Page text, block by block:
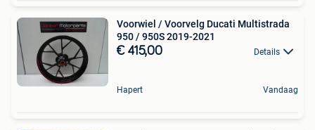
Voorwiel / Voorvelg Ducati Multistrada
950 / 950S 2019-2021
€ 415,00 Details
Hapert Vandaag